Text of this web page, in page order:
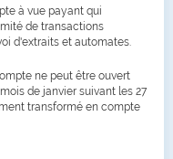
à vue payant qui
de transactions
d'extraits et automates.
ne peut être ouvert
de janvier suivant les 27
transformé en compte